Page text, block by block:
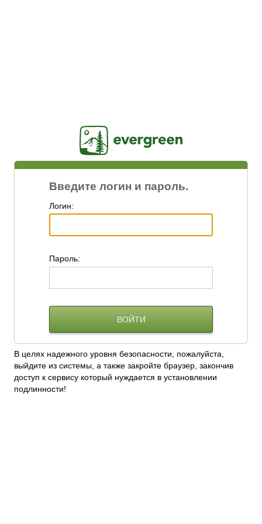
Введите логин и пароль.
Логин:
Пароль:
В целях надежного уровня безопасности, пожалуйста,
выйдите из системы, а также закройте браузер, закончив
доступ к сервису который нуждается в установлении
подлинности!